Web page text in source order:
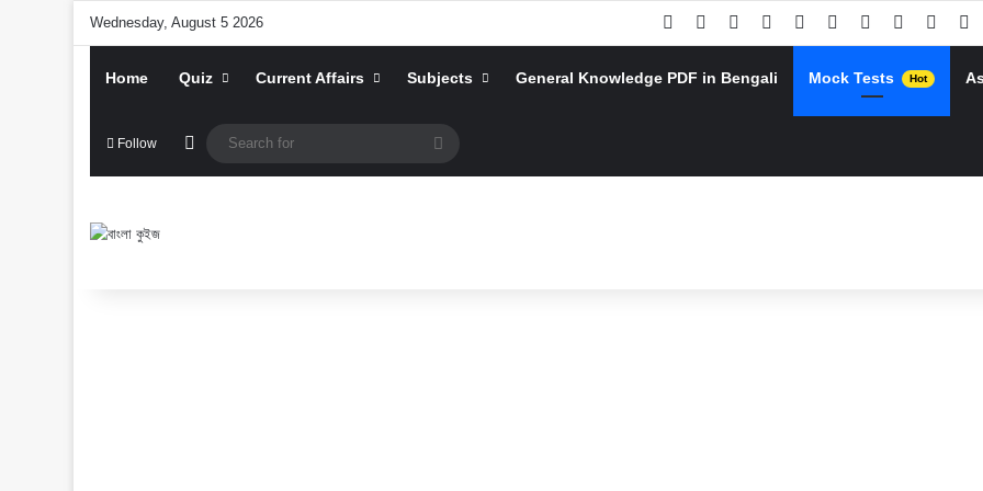
Wednesday, August 5 2026 Facebook PinterestYouTubeInstagramGoogle Play
TelegramWhatsApp
RSS
Home Quiz Current Affairs Subjects General Knowledge PDF in Bengali Mock Tests Hot
Follow Random Article Search
for